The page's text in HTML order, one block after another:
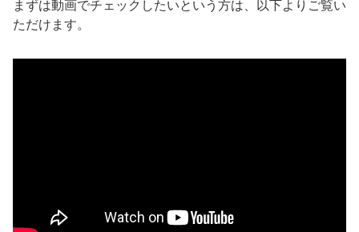
まずは動画でチェックしたいという方は、以下よりご覧い
ただけます。